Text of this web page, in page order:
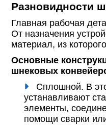
Разновидности
Главная рабочая
От назначения
материал, из
Основные
шнековых
Сплошной. В
устанавливают
элементы,
помощи сварки